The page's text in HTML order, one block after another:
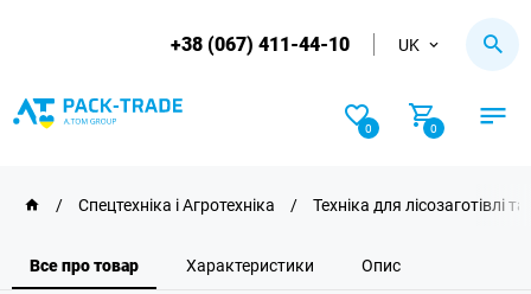
+38 (067) 411-44-10 UK
0 0
/ Спецтехніка і Агротехніка / Техніка для лісозаготівлі
Все про товар Характеристики Опис